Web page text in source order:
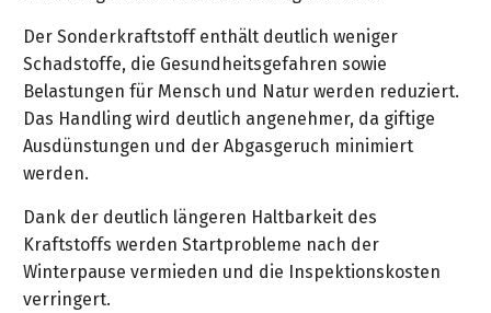
Der Sonderkraftstoff enthält deutlich weniger
Schadstoffe, die Gesundheitsgefahren sowie
Belastungen für Mensch und Natur werden reduziert.
Das Handling wird deutlich angenehmer, da giftige
Ausdünstungen und der Abgasgeruch minimiert
werden.
Dank der deutlich längeren Haltbarkeit des
Kraftstoffs werden Startprobleme nach der
Winterpause vermieden und die Inspektionskosten
verringert.